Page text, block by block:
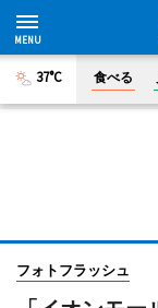
37°C 食べる
フォトフラッシュ